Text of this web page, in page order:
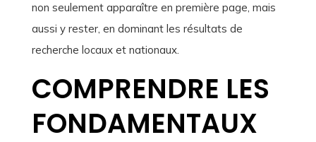
non seulement apparaître en première page, mais
aussi y rester, en dominant les résultats de
recherche locaux et nationaux.
COMPRENDRE LES
FONDAMENTAUX